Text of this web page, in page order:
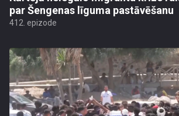
par Šengenas līguma pastāvēšanu
412. epizode